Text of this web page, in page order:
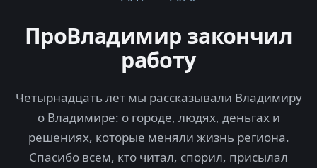
ПроВладимир закончил
работу
Четырнадцать лет мы рассказывали Владимиру
о Владимире: о городе, людях, деньгах и
решениях, которые меняли жизнь региона.
Спасибо всем, кто читал, спорил, присылал